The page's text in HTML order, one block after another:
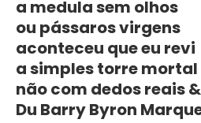
a medula sem olhos
ou pássaros virgens
aconteceu que eu revi
a simples torre mortal
não com dedos reais
Du Barry Byron